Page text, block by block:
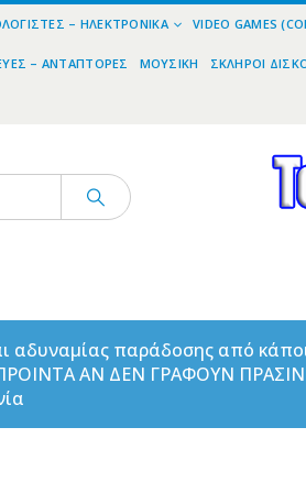
– ΗΛΕΚΤΡΟΝΙΚΆ VIDEO GAMES
– ΑΝΤΆΠΤΟΡΕΣ ΜΟΥΣΙΚΉ ΣΚΛΗΡΟΊ
αδυναμίας παράδοσης από
ΑΝ ΔΕΝ ΓΡΑΦΟΥΝ